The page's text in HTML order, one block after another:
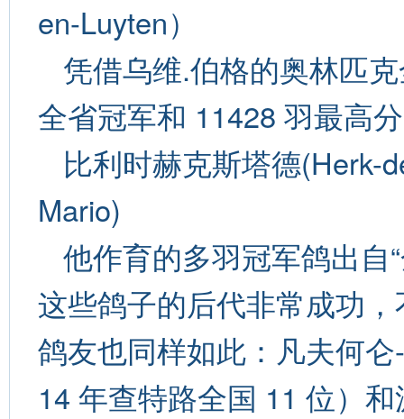
en-Luyten）
凭借乌维.伯格的奥林匹
全省冠军和 11428 羽最高
比利时赫克斯塔德(Herk-
Mario)
他作育的多羽冠军鸽出自
这些鸽子的后代非常成功
鸽友也同样如此：凡夫何
14 年查特路全国 11 位）